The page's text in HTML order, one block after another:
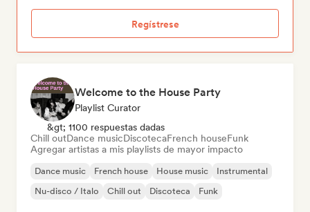
Regístrese
Welcome to the House Party
Playlist Curator
&gt; 1100 respuestas dadas
Chill outDance musicDiscotecaFrench houseFunk
Agregar artistas a mis playlists de mayor impacto
Dance music French house House music
Instrumental
Nu-disco / Italo
Chill out Discoteca Funk